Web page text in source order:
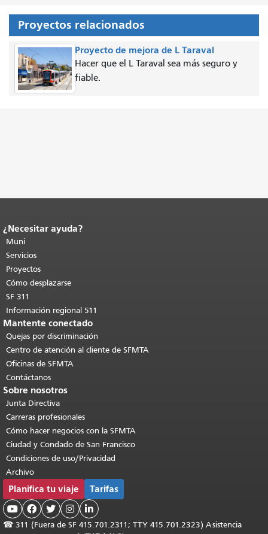
Proyectos relacionados
Proyecto de mejora de L Taraval
Hacer que el L Taraval sea más seguro y
fiable.
Fin del contenido de la página.
de esta página se repite en todas las
páginas.Volver al principio del
contenido principal
¿Necesitar ayuda?
Muni
Servicios
Proyectos
Cómo desplazarse
SF 311
Información regional 511
Mantente conectado
Quejas por discriminación
Centro de atención al cliente de SFMTA
Oficinas de SFMTA
Contáctanos
Sobre nosotros
Junta Directiva
Carreras profesionales
Cómo hacer negocios con la SFMTA
Ciudad y Condado de San Francisco
Condiciones de uso/Privacidad
Archivo
Planifica tu viaje Tarifas
    
☎ 311 (Fuera de SF 415.701.2311; TTY 415.701.2323) Asistencia